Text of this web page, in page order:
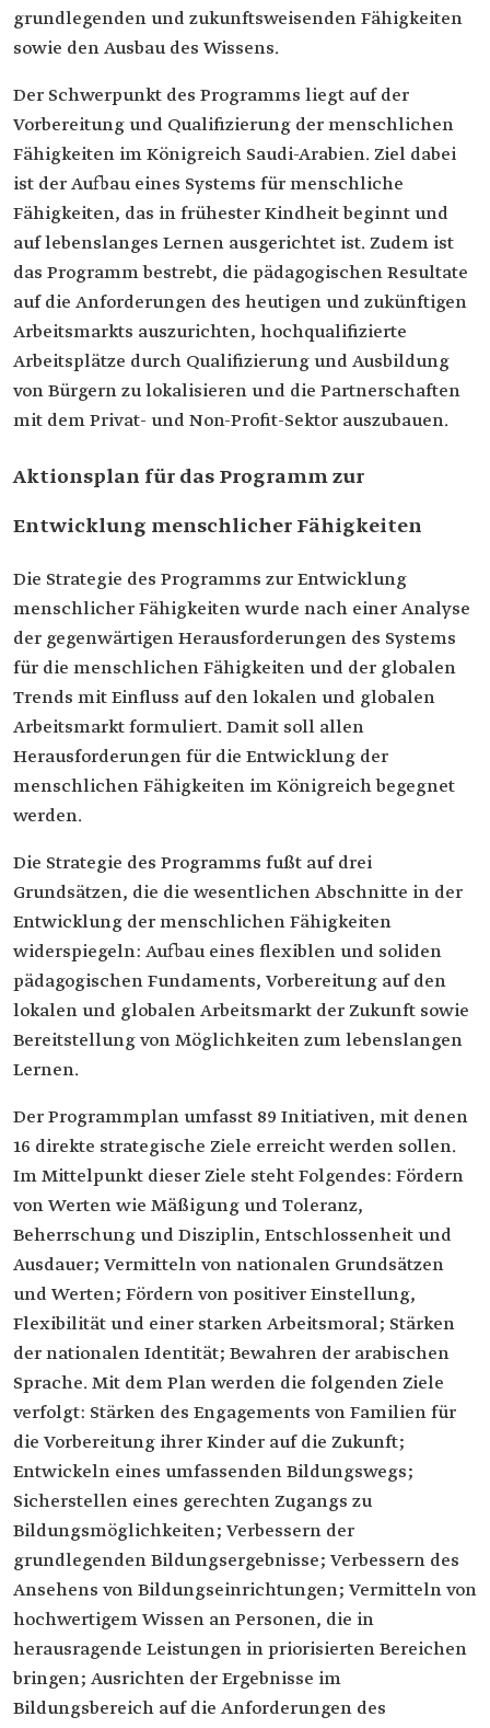
grundlegenden und zukunftsweisenden Fähigkeiten
sowie den Ausbau des Wissens.
Der Schwerpunkt des Programms liegt auf der
Vorbereitung und Qualifizierung der menschlichen
Fähigkeiten im Königreich Saudi-Arabien. Ziel dabei
ist der Aufbau eines Systems für menschliche
Fähigkeiten, das in frühester Kindheit beginnt und
auf lebenslanges Lernen ausgerichtet ist. Zudem ist
das Programm bestrebt, die pädagogischen Resultate
auf die Anforderungen des heutigen und zukünftigen
Arbeitsmarkts auszurichten, hochqualifizierte
Arbeitsplätze durch Qualifizierung und Ausbildung
von Bürgern zu lokalisieren und die Partnerschaften
mit dem Privat- und Non-Profit-Sektor auszubauen.
Aktionsplan für das Programm zur
Entwicklung menschlicher Fähigkeiten
Die Strategie des Programms zur Entwicklung
menschlicher Fähigkeiten wurde nach einer Analyse
der gegenwärtigen Herausforderungen des Systems
für die menschlichen Fähigkeiten und der globalen
Trends mit Einfluss auf den lokalen und globalen
Arbeitsmarkt formuliert. Damit soll allen
Herausforderungen für die Entwicklung der
menschlichen Fähigkeiten im Königreich begegnet
werden.
Die Strategie des Programms fußt auf drei
Grundsätzen, die die wesentlichen Abschnitte in der
Entwicklung der menschlichen Fähigkeiten
widerspiegeln: Aufbau eines flexiblen und soliden
pädagogischen Fundaments, Vorbereitung auf den
lokalen und globalen Arbeitsmarkt der Zukunft sowie
Bereitstellung von Möglichkeiten zum lebenslangen
Lernen.
Der Programmplan umfasst 89 Initiativen, mit denen
16 direkte strategische Ziele erreicht werden sollen.
Im Mittelpunkt dieser Ziele steht Folgendes: Fördern
von Werten wie Mäßigung und Toleranz,
Beherrschung und Disziplin, Entschlossenheit und
Ausdauer; Vermitteln von nationalen Grundsätzen
und Werten; Fördern von positiver Einstellung,
Flexibilität und einer starken Arbeitsmoral; Stärken
der nationalen Identität; Bewahren der arabischen
Sprache. Mit dem Plan werden die folgenden Ziele
verfolgt: Stärken des Engagements von Familien für
die Vorbereitung ihrer Kinder auf die Zukunft;
Entwickeln eines umfassenden Bildungswegs;
Sicherstellen eines gerechten Zugangs zu
Bildungsmöglichkeiten; Verbessern der
grundlegenden Bildungsergebnisse; Verbessern des
Ansehens von Bildungseinrichtungen; Vermitteln von
hochwertigem Wissen an Personen, die in
herausragende Leistungen in priorisierten Bereichen
bringen; Ausrichten der Ergebnisse im
Bildungsbereich auf die Anforderungen des